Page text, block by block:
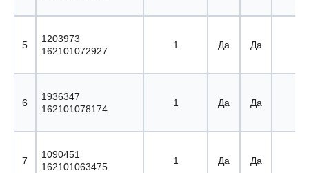
5
1203973
162101072927
1 Да Да
6
1936347
162101078174
1 Да Да
7
1090451
162101063475
1 Да Да